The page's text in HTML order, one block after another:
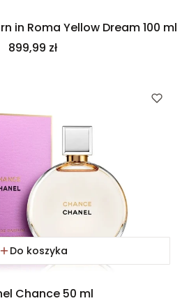
in Roma Yellow Dream 100 ml
Cena
899,99 zł
Do koszyka
Chance 50 ml